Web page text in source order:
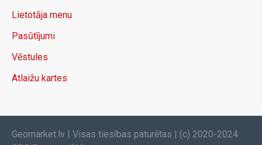
Lietotāja menu
Pasūtījumi
Vēstules
Atlaižu kartes
Geomarket.lv | Visas tiesības paturētas | (c) 2020-2024